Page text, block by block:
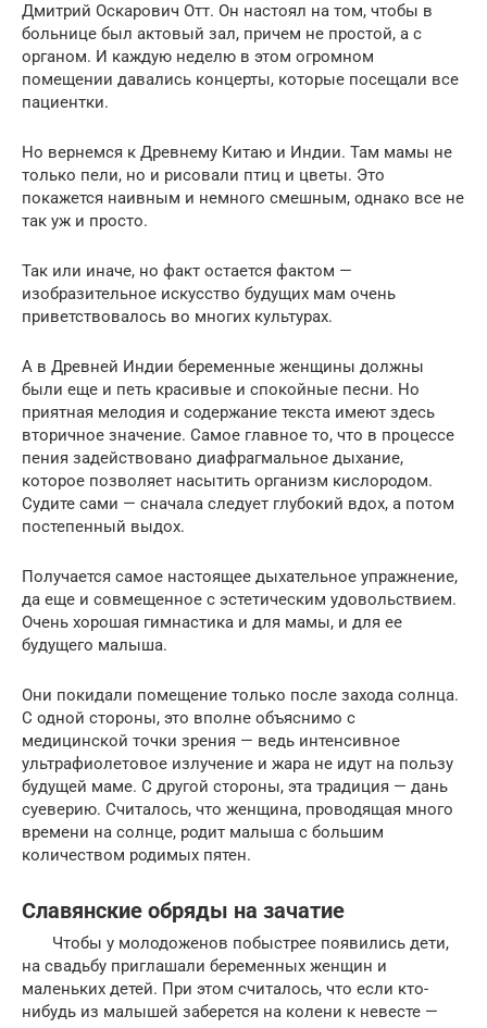
Дмитрий Оскарович Отт. Он настоял на том, чтобы в
больнице был актовый зал, причем не простой, а с
органом. И каждую неделю в этом огромном
помещении давались концерты, которые посещали все
пациентки.
Но вернемся к Древнему Китаю и Индии. Там мамы не
только пели, но и рисовали птиц и цветы. Это
покажется наивным и немного смешным, однако все не
так уж и просто.
Так или иначе, но факт остается фактом —
изобразительное искусство будущих мам очень
приветствовалось во многих культурах.
А в Древней Индии беременные женщины должны
были еще и петь красивые и спокойные песни. Но
приятная мелодия и содержание текста имеют здесь
вторичное значение. Самое главное то, что в процессе
пения задействовано диафрагмальное дыхание,
которое позволяет насытить организм кислородом.
Судите сами — сначала следует глубокий вдох, а потом
постепенный выдох.
Получается самое настоящее дыхательное упражнение,
да еще и совмещенное с эстетическим удовольствием.
Очень хорошая гимнастика и для мамы, и для ее
будущего малыша.
Они покидали помещение только после захода солнца.
С одной стороны, это вполне объяснимо с
медицинской точки зрения — ведь интенсивное
ультрафиолетовое излучение и жара не идут на пользу
будущей маме. С другой стороны, эта традиция — дань
суеверию. Считалось, что женщина, проводящая много
времени на солнце, родит малыша с большим
количеством родимых пятен.
Славянские обряды на зачатие
Чтобы у молодоженов побыстрее появились дети,
на свадьбу приглашали беременных женщин и
маленьких детей. При этом считалось, что если кто-
нибудь из малышей заберется на колени к невесте —